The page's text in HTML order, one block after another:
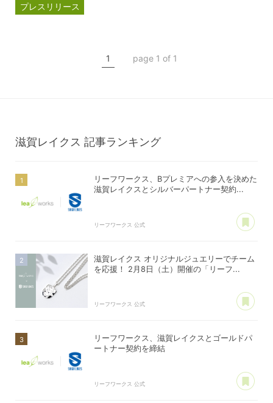
プレスリリース
1 page 1 of 1
滋賀レイクス 記事ランキング
リーフワークス、Bプレミアへの参入を決めた
滋賀レイクスとシルバーパートナー契約...
リーフワークス 公式
滋賀レイクス オリジナルジュエリーでチーム
を応援！ 2月8日（土）開催の「リーフ...
リーフワークス 公式
リーフワークス、滋賀レイクスとゴールドパ
ートナー契約を締結
リーフワークス 公式